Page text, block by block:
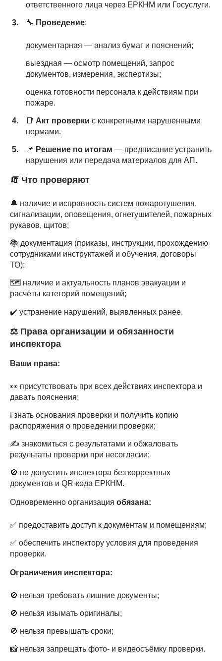
ответственного лица через ЕРКНМ или Госуслуги.
🔧 Проведение:
документарная — анализ бумаг и пояснений;
выездная — осмотр помещений, запрос
документов, измерения, экспертизы;
оценка готовности персонала к действиям при
пожаре.
📑 Акт проверки с конкретными нарушенными
нормами.
📌 Решение по итогам — предписание устранить
нарушения или передача материалов для АП.
🧯 Что проверяют
🔔 наличие и исправность систем пожаротушения,
сигнализации, оповещения, огнетушителей, пожарных
рукавов, щитов;
📚 документация (приказы, инструкции, прохождению
сотрудниками инструктажей и обучения, договоры
ТО);
🗺 наличие и актуальность планов эвакуации и
расчёты категорий помещений;
✔️ устранение нарушений, выявленных ранее.
⚖️ Права организации и обязанности
инспектора
Ваши права:
👀 присутствовать при всех действиях инспектора и
давать пояснения;
ℹ️ знать основания проверки и получить копию
распоряжения о проведении проверки;
✍️ знакомиться с результатами и обжаловать
результаты проверки при несогласии;
🚫 не допустить инспектора без корректных
документов и QR-кода ЕРКНМ.
Одновременно организация обязана:
✅ предоставить доступ к документам и помещениям;
✅ обеспечить инспектору условия для проведения
проверки.
Ограничения инспектора:
🚫 нельзя требовать лишние документы;
🚫 нельзя изымать оригиналы;
🚫 нельзя превышать сроки;
📸 нельзя запрещать фото- и видеосъёмку проверки.